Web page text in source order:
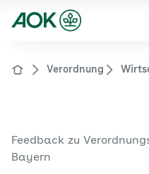
Sie sehen die Seite der
Zum
Zur
Zur Startseite von der
Verordnung
Feedback zu
Bayern